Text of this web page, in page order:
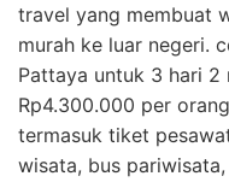
travel yang membuat
murah ke luar negeri.
Pattaya untuk 3 hari 2
Rp4.300.000 per
termasuk tiket
wisata, bus